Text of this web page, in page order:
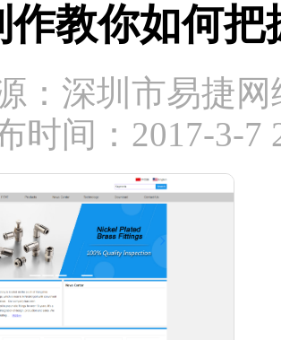
作教你如何
：深圳市易捷
时间：2017-3-7